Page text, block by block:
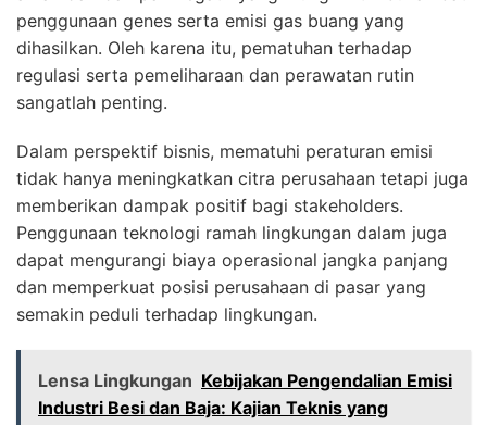
penggunaan genes serta emisi gas buang yang
dihasilkan. Oleh karena itu, pematuhan terhadap
regulasi serta pemeliharaan dan perawatan rutin
sangatlah penting.
Dalam perspektif bisnis, mematuhi peraturan emisi
tidak hanya meningkatkan citra perusahaan tetapi juga
memberikan dampak positif bagi stakeholders.
Penggunaan teknologi ramah lingkungan dalam juga
dapat mengurangi biaya operasional jangka panjang
dan memperkuat posisi perusahaan di pasar yang
semakin peduli terhadap lingkungan.
Lensa Lingkungan Kebijakan Pengendalian Emisi
Industri Besi dan Baja: Kajian Teknis yang